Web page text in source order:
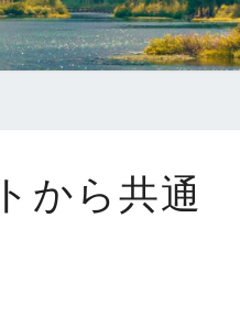
から共通